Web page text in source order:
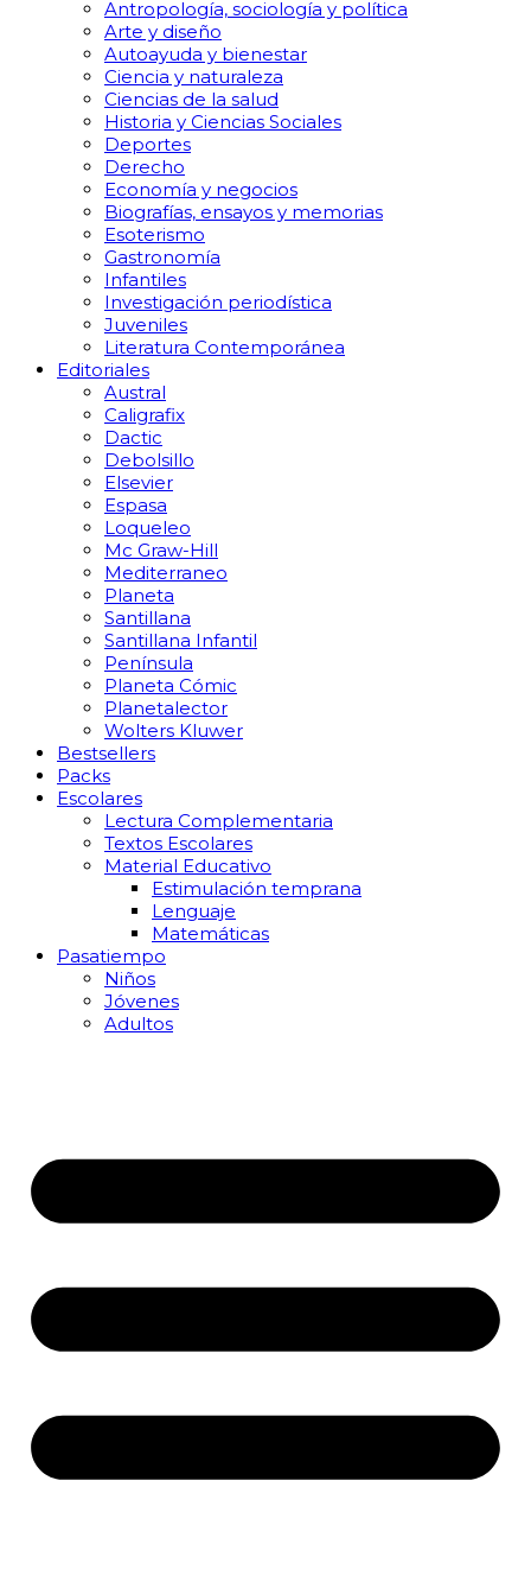
Antropología, sociología y política
Arte y diseño
Autoayuda y bienestar
Ciencia y naturaleza
Ciencias de la salud
Historia y Ciencias Sociales
Deportes
Derecho
Economía y negocios
Biografías, ensayos y memorias
Esoterismo
Gastronomía
Infantiles
Investigación periodística
Juveniles
Literatura Contemporánea
Editoriales
Austral
Caligrafix
Dactic
Debolsillo
Elsevier
Espasa
Loqueleo
Mc Graw-Hill
Mediterraneo
Planeta
Santillana
Santillana Infantil
Península
Planeta Cómic
Planetalector
Wolters Kluwer
Bestsellers
Packs
Escolares
Lectura Complementaria
Textos Escolares
Material Educativo
Estimulación temprana
Lenguaje
Matemáticas
Pasatiempo
Niños
Jóvenes
Adultos